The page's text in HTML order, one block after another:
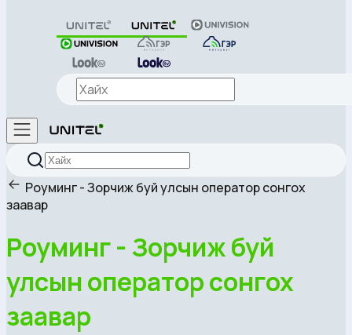
Роуминг - Зорчиж буй улсын оператор сонгох
заавар
Роуминг - Зорчиж буй
улсын оператор сонгох
заавар